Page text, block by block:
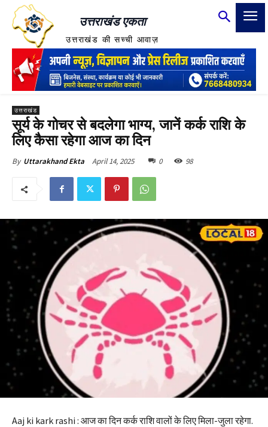
उत्तराखंड एकता
उत्तराखंड की सच्ची आवाज़
उत्तराखंड
सूर्य के गोचर से बदलेगा भाग्य, जानें कर्क राशि के
लिए कैसा रहेगा आज का दिन
By Uttarakhand Ekta April 14, 2025 0 98
Aaj ki kark rashi : आज का दिन कर्क राशि वालों के लिए मिला-जुला रहेगा.